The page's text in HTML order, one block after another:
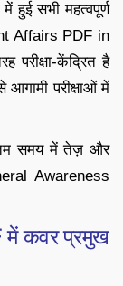
सभी महत्वपूर्ण
Affairs PDF in
परीक्षा-केंद्रित है
परीक्षाओं में
समय में तेज़ और
Awareness
कवर प्रमुख